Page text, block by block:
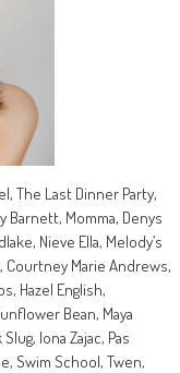
The Last Dinner Party,
Barnett, Momma, Denys
Nieve Ella, Melody’s
Courtney Marie Andrews,
Hazel English,
Bean, Maya
Iona Zajac, Pas
Swim School, Twen,